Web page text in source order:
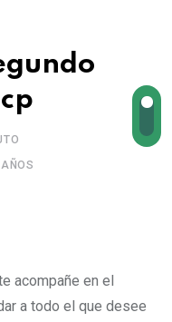
acompañe en el
a todo el que desee